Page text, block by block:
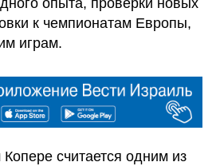
к чемпионатам Европы,
играм.
считается одним из